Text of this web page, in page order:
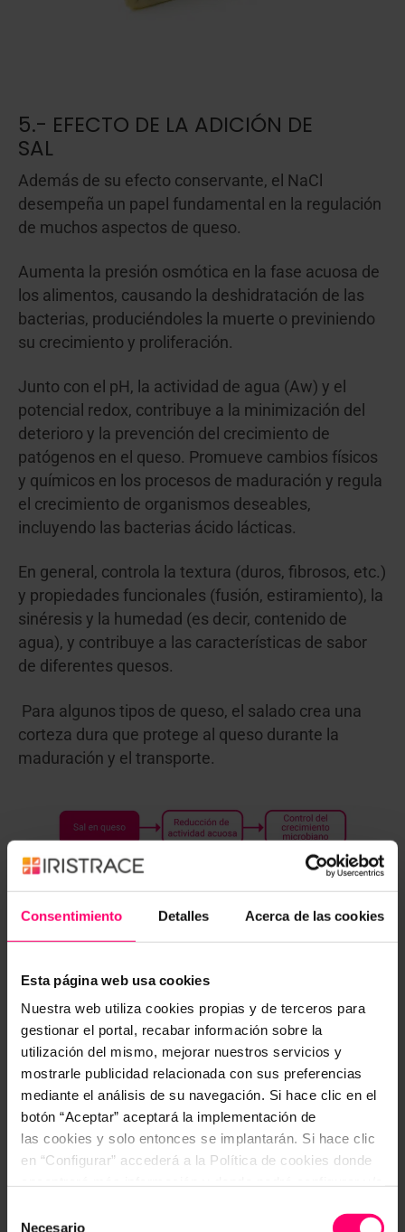
Consentimiento Detalles Acerca de las cookies
Esta página web usa cookies
Nuestra web utiliza cookies propias y de terceros para
gestionar el portal, recabar información sobre la
utilización del mismo, mejorar nuestros servicios y
mostrarle publicidad relacionada con sus preferencias
mediante el análisis de su navegación. Si hace clic en el
botón “Aceptar” aceptará la implementación de
las cookies y solo entonces se implantarán. Si hace clic
en “Configurar” accederá a la Política de cookies donde
activo hasta que ejecute alguna de estas dos opciones:
Necesario
5.- EFECTO DE LA ADICIÓN DE
SAL
Además de su efecto conservante, el NaCl
desempeña un papel fundamental en la regulación
de muchos aspectos de queso.
Aumenta la presión osmótica en la fase acuosa de
los alimentos, causando la deshidratación de las
bacterias, produciéndoles la muerte o previniendo
su crecimiento y proliferación.
Junto con el pH, la actividad de agua (Aw) y el
potencial redox, contribuye a la minimización del
deterioro y la prevención del crecimiento de
patógenos en el queso. Promueve cambios físicos
y químicos en los procesos de maduración y regula
el crecimiento de organismos deseables,
incluyendo las bacterias ácido lácticas.
En general, controla la textura (duros, fibrosos, etc.)
y propiedades funcionales (fusión, estiramiento), la
sinéresis y la humedad (es decir, contenido de
agua), y contribuye a las características de sabor
de diferentes quesos.
Para algunos tipos de queso, el salado crea una
corteza dura que protege al queso durante la
maduración y el transporte.
Figura 1: Funciones y efectos de la sal en el queso.
6.- EFECTO DE LA ADICIÓN DE
SAL EN LA COMPOSICIÓN
Agua:en los quesos, tanto la relación entre el